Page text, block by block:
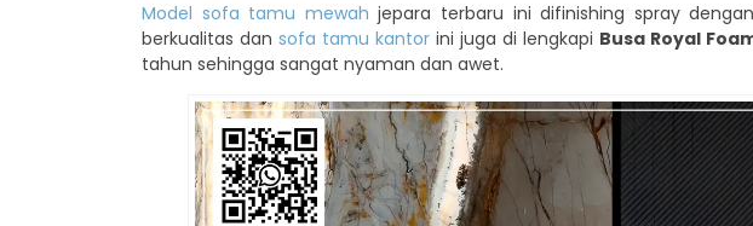
Model sofa tamu mewah jepara terbaru ini difinishing spray
berkualitas dansofa tamu kantor ini juga di lengkapi Busa Royal
tahun sehingga sangat nyaman dan awet.